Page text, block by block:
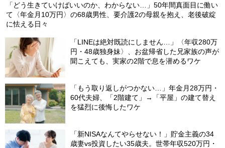
「どう生きていけばいいのか、わからない…」50年間真面目に働い
て〈年金月10万円〉の68歳男性、要介護2の母親を抱え、老後破綻
に怯える日々
「LINEは絶対既読にしません…」〈年収280万
円・48歳独身妹〉、お盆帰省した兄家族の声が
聞こえても、実家の2階で息を潜めるワケ
「もう取り返しがつかない…」年金月28万円・
60代夫婦、「2階建て」→「平屋」の建て替え
を猛烈に後悔したワケ
「新NISAなんてやらせない！」貯金主義の34
歳妻vs投資したい35歳夫。世帯年収520万円・